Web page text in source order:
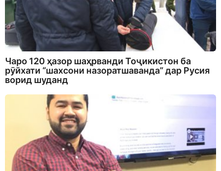
Чаро 120 ҳазор шаҳрванди Тоҷикистон ба
рӯйхати “шахсони назоратшаванда” дар Русия
ворид шуданд